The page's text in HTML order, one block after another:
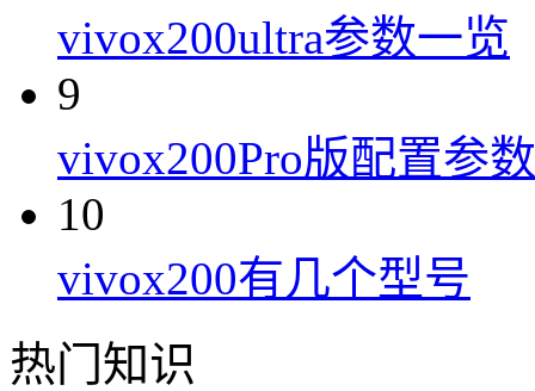
vivox200ultra参数一览
9
vivox200Pro版配置参数
10
vivox200有几个型号
热门知识